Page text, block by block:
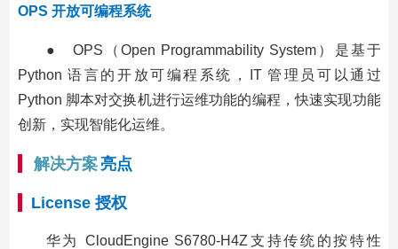
OPS 开放可编程系统
● OPS（Open Programmability System）是基于
Python 语言的开放可编程系统，IT 管理员可以通过
Python 脚本对交换机进行运维功能的编程，快速实现功能
创新，实现智能化运维。
解决方案亮点
License 授权
华为 CloudEngine S6780-H4Z支持传统的按特性